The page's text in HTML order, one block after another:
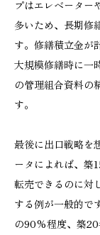
プはエレベーター
多いため、長期修
す。修繕積立金が
大規模修繕時に一
の管理組合資料の
す。
最後に出口戦略を
ータによれば、築
転売できるのに対
する例が一般的で
の90%程度、築